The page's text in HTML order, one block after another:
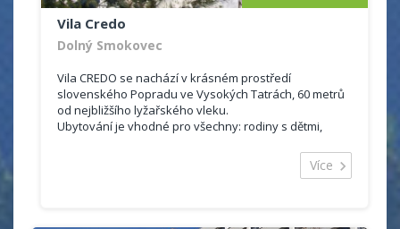
Vila Credo
Dolný Smokovec
Vila CREDO se nachází v krásném prostředí
slovenského Popradu ve Vysokých Tatrách, 60 metrů
od nejbližšího lyžařského vleku.
Ubytování je vhodné pro všechny: rodiny s dětmi,
K dispozici je dohromady 6 pokojů s kapacitou 24
Více